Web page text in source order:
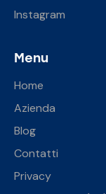
Instagram
Menu
Home
Azienda
Blog
Contatti
Privacy